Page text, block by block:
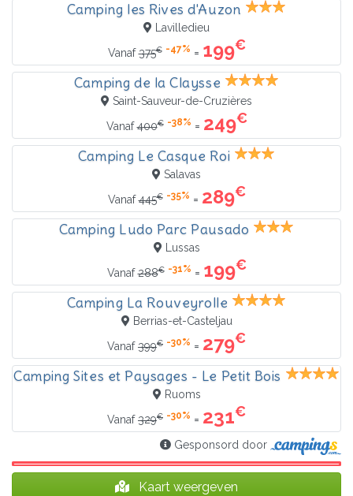
Camping les Rives d'Auzon
Lavilledieu
Vanaf375€ -47% = 199€
Camping de la Claysse
Saint-Sauveur-de-Cruzières
Vanaf400€ -38% = 249€
Camping Le Casque Roi
Salavas
Vanaf445€ -35% = 289€
Camping Ludo Parc Pausado
Lussas
Vanaf288€ -31% = 199€
Camping La Rouveyrolle
Berrias-et-Casteljau
Vanaf399€ -30% = 279€
Camping Sites et Paysages - Le Petit Bois
Ruoms
Vanaf329€ -30% = 231€
Gesponsord door
Kaart weergeven